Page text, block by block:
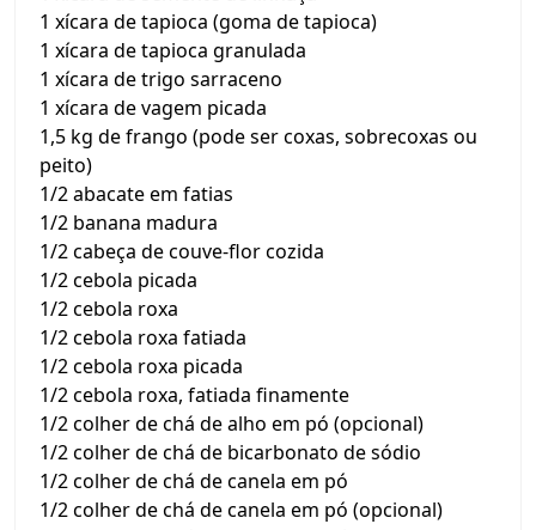
1 xícara de tapioca (goma de tapioca)
1 xícara de tapioca granulada
1 xícara de trigo sarraceno
1 xícara de vagem picada
1,5 kg de frango (pode ser coxas, sobrecoxas ou
peito)
1/2 abacate em fatias
1/2 banana madura
1/2 cabeça de couve-flor cozida
1/2 cebola picada
1/2 cebola roxa
1/2 cebola roxa fatiada
1/2 cebola roxa picada
1/2 cebola roxa, fatiada finamente
1/2 colher de chá de alho em pó (opcional)
1/2 colher de chá de bicarbonato de sódio
1/2 colher de chá de canela em pó
1/2 colher de chá de canela em pó (opcional)